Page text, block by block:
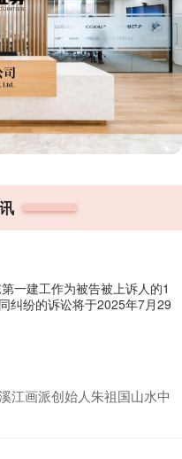
一建工作为被告被上诉人的1
纠纷的诉讼将于2025年7月29
画派创始人朱祖国山水中